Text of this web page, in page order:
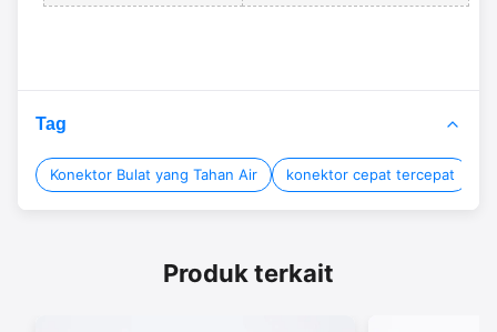
Tag
Konektor Bulat yang Tahan Air konektor cepat tercepat
Produk terkait